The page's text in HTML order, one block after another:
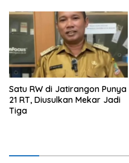
Satu RW di Jatirangon Punya
21 RT, Diusulkan Mekar Jadi
Tiga